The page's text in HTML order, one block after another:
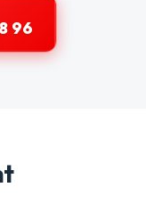
96